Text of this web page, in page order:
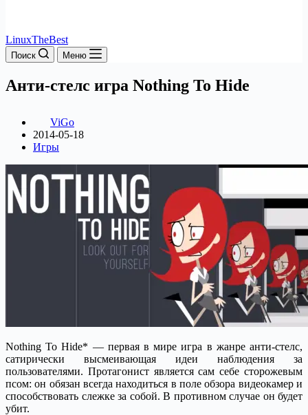
LinuxTheBest
Поиск Меню
Анти-стелс игра Nothing To Hide
ViGo
2014-05-18
Игры
Nothing To Hide* — первая в мире игра в жанре анти-стелс,
сатирически высмеивающая идеи наблюдения за
пользователями. Протагонист является сам себе сторожевым
псом: он обязан всегда находиться в поле обзора видеокамер и
способствовать слежке за собой. В противном случае он будет
убит.